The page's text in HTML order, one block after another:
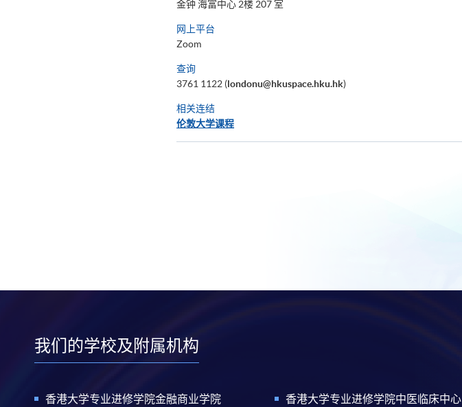
金钟 海富中心 2楼 207 室
网上平台
Zoom
查询
3761 1122 (londonu@hkuspace.hku.hk)
相关连结
伦敦大学课程
我们的学校及附属机构
香港大学专业进修学院金融商业学院
香港大学专业进修学院中医临床中心